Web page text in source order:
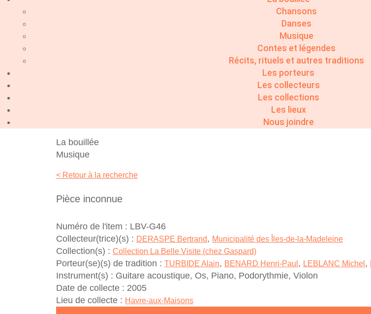
Chansons
Danses
Musique
Contes et légendes
Récits, rituels et autres traditions
Les porteurs
Les collecteurs
Les collections
Les lieux
Nous joindre
La bouillée
Musique
< Retour à la recherche
Pièce inconnue
Numéro de l'item : LBV-G46
Collecteur(trice)(s) : DERASPE Bertrand, Municipalité des Îles-de-la-Madeleine
Collection(s) : Collection La Belle Visite (chez Gaspard)
Porteur(se)(s) de tradition : TURBIDE Alain, BENARD Henri-Paul , LEBLANC Michel ,
Instrument(s) : Guitare acoustique, Os, Piano, Podorythmie, Violon
Date de collecte : 2005
Lieu de collecte : Havre-aux-Maisons